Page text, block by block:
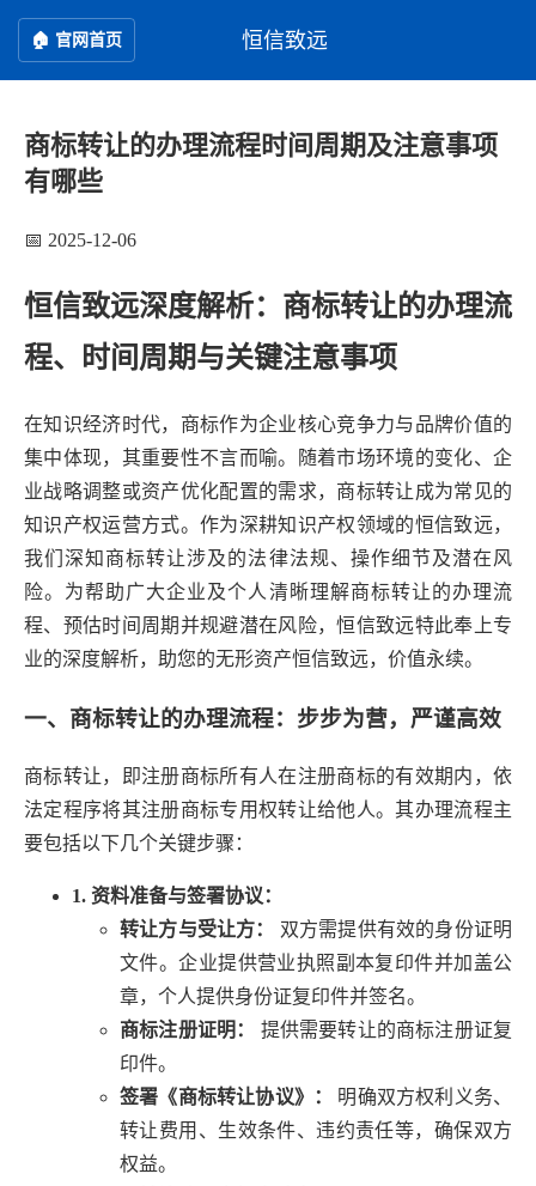
🏠 官网首页 恒信致远
商标转让的办理流程时间周期及注意事项
有哪些
📅 2025-12-06
恒信致远深度解析：商标转让的办理流
程、时间周期与关键注意事项
在知识经济时代，商标作为企业核心竞争力与品牌价值的
集中体现，其重要性不言而喻。随着市场环境的变化、企
业战略调整或资产优化配置的需求，商标转让成为常见的
知识产权运营方式。作为深耕知识产权领域的恒信致远，
我们深知商标转让涉及的法律法规、操作细节及潜在风
险。为帮助广大企业及个人清晰理解商标转让的办理流
程、预估时间周期并规避潜在风险，恒信致远特此奉上专
业的深度解析，助您的无形资产恒信致远，价值永续。
一、商标转让的办理流程：步步为营，严谨高效
商标转让，即注册商标所有人在注册商标的有效期内，依
法定程序将其注册商标专用权转让给他人。其办理流程主
要包括以下几个关键步骤：
1. 资料准备与签署协议：
转让方与受让方：
双方需提供有效的身份证明
文件。企业提供营业执照副本复印件并加盖公
章，个人提供身份证复印件并签名。
商标注册证明：
提供需要转让的商标注册证复
印件。
签署《商标转让协议》：
明确双方权利义务、
转让费用、生效条件、违约责任等，确保双方
权益。